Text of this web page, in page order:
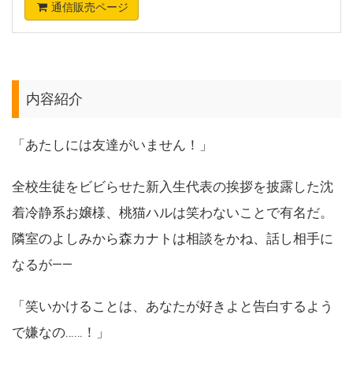
通信販売ページ
内容紹介
「あたしには友達がいません！」
全校生徒をビビらせた新入生代表の挨拶を披露した沈
着冷静系お嬢様、桃猫ハルは笑わないことで有名だ。
隣室のよしみから森カナトは相談をかね、話し相手に
なるが――
「笑いかけることは、あなたが好きよと告白するよう
で嫌なの……！」